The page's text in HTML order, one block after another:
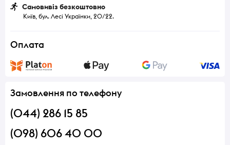
Самовивіз безкоштовно
Київ, бул. Лесі Українки, 20/22.
Оплата
Замовлення по телефону
(044) 286 15 85
(098) 606 40 00